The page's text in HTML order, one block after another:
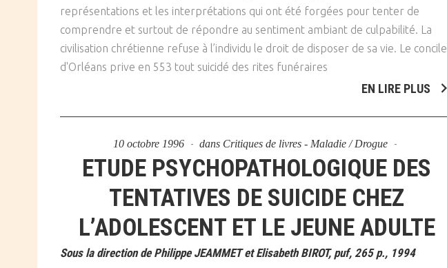
représentations et les interprétations qui ont été forgées pour tenter de
comprendre et surtout de répondre au sentiment ambiant de culpabilité. La
civilisation chrétienne refuse à l’individu le droit de disposer de sa vie. Le concile
d'Orléans prive en 553 tout suicidé des rites funéraires
EN LIRE PLUS
10 octobre 1996 dans Critiques de livres - Maladie / Drogue
ETUDE PSYCHOPATHOLOGIQUE DES
TENTATIVES DE SUICIDE CHEZ
L’ADOLESCENT ET LE JEUNE ADULTE
Sous la direction de Philippe JEAMMET et Elisabeth BIROT, puf, 265 p., 1994